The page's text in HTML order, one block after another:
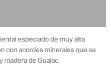
especiado de muy alta
con acordes minerales que se
madera de Guaiac.